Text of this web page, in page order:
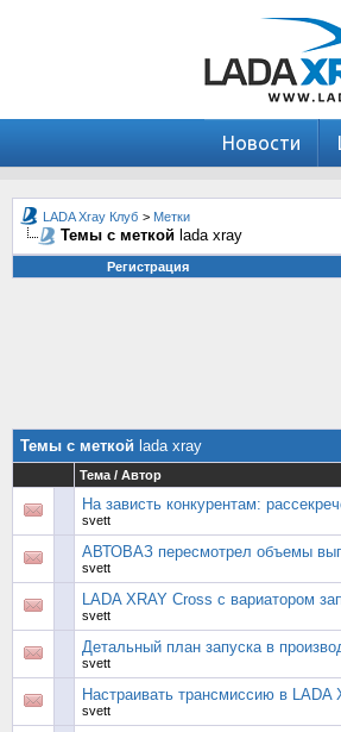
Новости
LADA Xray Клуб > Метки
Темы с меткой lada xray
Регистрация
Темы с меткой lada xray
Тема / Автор
На зависть конкурентам:
svett
АВТОВАЗ пересмотрел объемы
svett
LADA XRAY Cross с вариатором
svett
Детальный план запуска в
svett
Настраивать трансмиссию в
svett